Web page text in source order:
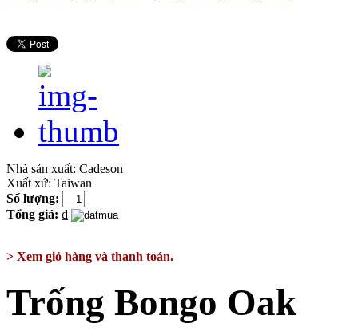
Nhà sản xuất: Cadeson
Xuất xứ: Taiwan
Số lượng:
Tổng giá: ₫
> Xem giỏ hàng và thanh toán.
Trống Bongo Oak